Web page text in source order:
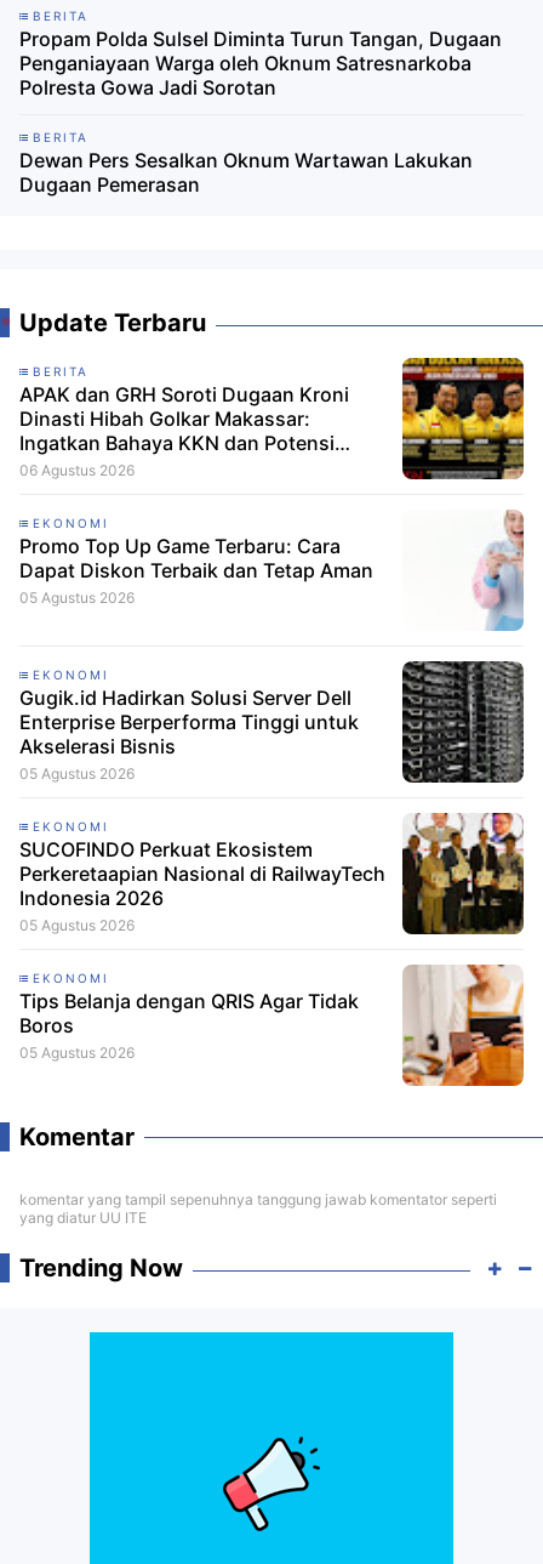
BERITA
Propam Polda Sulsel Diminta Turun Tangan, Dugaan
Penganiayaan Warga oleh Oknum Satresnarkoba
Polresta Gowa Jadi Sorotan
BERITA
Dewan Pers Sesalkan Oknum Wartawan Lakukan
Dugaan Pemerasan
Update Terbaru
BERITA
APAK dan GRH Soroti Dugaan Kroni
Dinasti Hibah Golkar Makassar:
Ingatkan Bahaya KKN dan Potensi
Konflik Kepentingan dalam Pengelolaan
06 Agustus 2026
EKONOMI
Promo Top Up Game Terbaru: Cara
Dapat Diskon Terbaik dan Tetap Aman
05 Agustus 2026
EKONOMI
Gugik.id Hadirkan Solusi Server Dell
Enterprise Berperforma Tinggi untuk
Akselerasi Bisnis
05 Agustus 2026
EKONOMI
SUCOFINDO Perkuat Ekosistem
Perkeretaapian Nasional di RailwayTech
Indonesia 2026
05 Agustus 2026
EKONOMI
Tips Belanja dengan QRIS Agar Tidak
Boros
05 Agustus 2026
Komentar
komentar yang tampil sepenuhnya tanggung jawab komentator seperti
yang diatur UU ITE
Trending Now